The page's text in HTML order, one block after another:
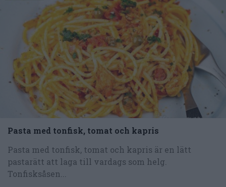
Pasta med tonfisk, tomat och kapris
Pasta med tonfisk, tomat och kapris är en lätt
pastarätt att laga till vardags som helg.
Tonfisksåsen...